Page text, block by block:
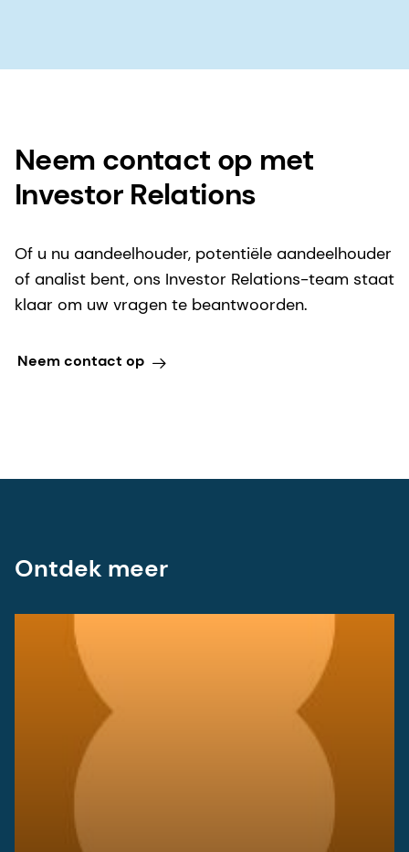
Neem contact op met
Investor Relations
Of u nu aandeelhouder, potentiële aandeelhouder
of analist bent, ons Investor Relations-team staat
klaar om uw vragen te beantwoorden.
Neem contact op
Ontdek meer